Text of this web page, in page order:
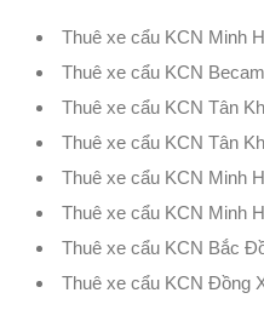
Thuê xe cẩu KCN Minh
Thuê xe cẩu KCN
Thuê xe cẩu KCN Tân
Thuê xe cẩu KCN Tân
Thuê xe cẩu KCN Minh
Thuê xe cẩu KCN Minh
Thuê xe cẩu KCN Bắc
Thuê xe cẩu KCN Đồng